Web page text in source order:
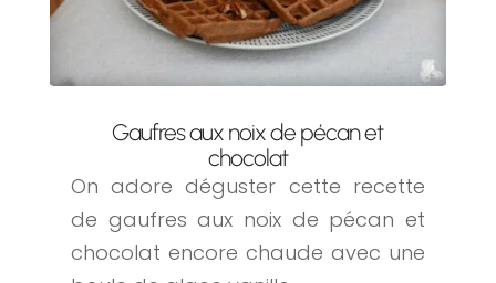
Gaufres aux noix de pécan et
chocolat
On adore déguster cette recette
de gaufres aux noix de pécan et
chocolat encore chaude avec une